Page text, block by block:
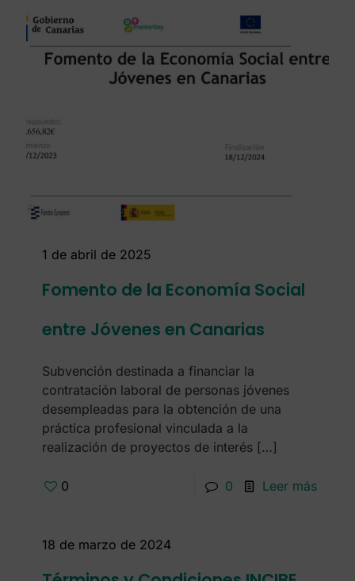
1 de abril de 2025
Fomento de la Economía Social
entre Jóvenes en Canarias
Subvención destinada a financiar la
contratación laboral de personas jóvenes
desempleadas para la obtención de una
práctica profesional vinculada a la
realización de proyectos de interés […]
0 0 Leer más
18 de marzo de 2024